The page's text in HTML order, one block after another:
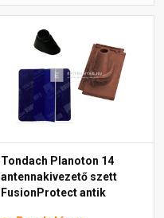
Tondach Planoton 14
antennakivezető szett
FusionProtect antik